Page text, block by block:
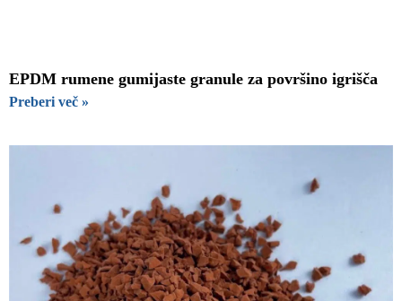
EPDM rumene gumijaste granule za površino igrišča
Preberi več »